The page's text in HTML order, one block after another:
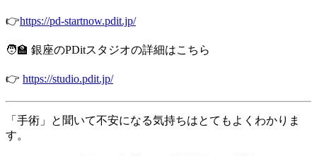
👉https://pd-startnow.pdit.jp/
🧑‍🏫 銀座のPDitスタジオの詳細はこちら
👉 https://studio.pdit.jp/
「手術」と聞いて不安になる気持ちはとてもよくわかりま
す。